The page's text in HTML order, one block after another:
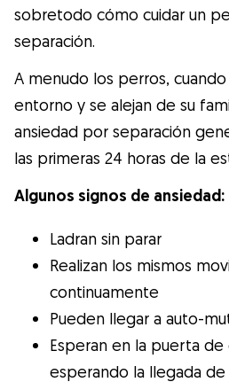
Descubre
sobretodo cómo cuidar un
separación.
A menudo los perros,
entorno y se alejan de su
ansiedad por separación
las primeras 24 horas de la
Algunos signos de ansiedad:
Ladran sin parar
Realizan los mismos
continuamente
Pueden llegar a auto-
Esperan en la puerta de
esperando la llegada